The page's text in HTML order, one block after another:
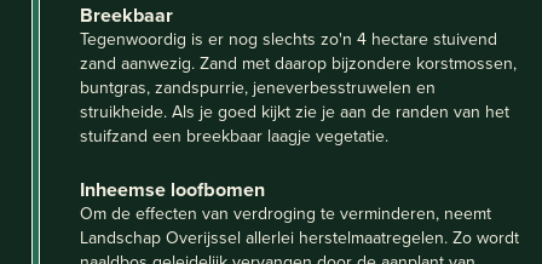
Breekbaar
Tegenwoordig is er nog slechts zo'n 4 hectare stuivend
zand aanwezig. Zand met daarop bijzondere korstmossen,
buntgras, zandspurrie, jeneverbesstruwelen en
struikheide. Als je goed kijkt zie je aan de randen van het
stuifzand een breekbaar laagje vegetatie.
Inheemse loofbomen
Om de effecten van verdroging te verminderen, neemt
Landschap Overijssel allerlei herstelmaatregelen. Zo wordt